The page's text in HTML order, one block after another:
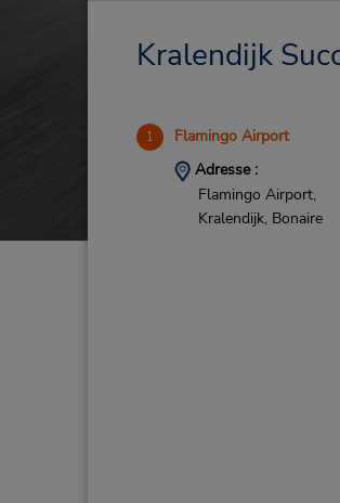
Kralendijk
1 Flamingo Airport
Adresse :
Flamingo Airport,
Kralendijk, Bonaire